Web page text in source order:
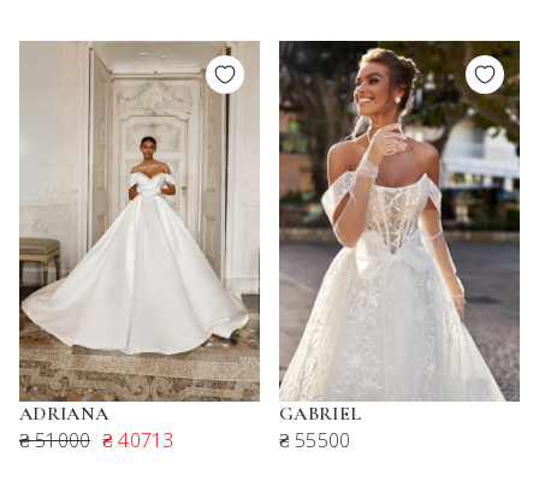
ADRIANA
₴ 51000 ₴ 40713
GABRIEL
₴ 55500